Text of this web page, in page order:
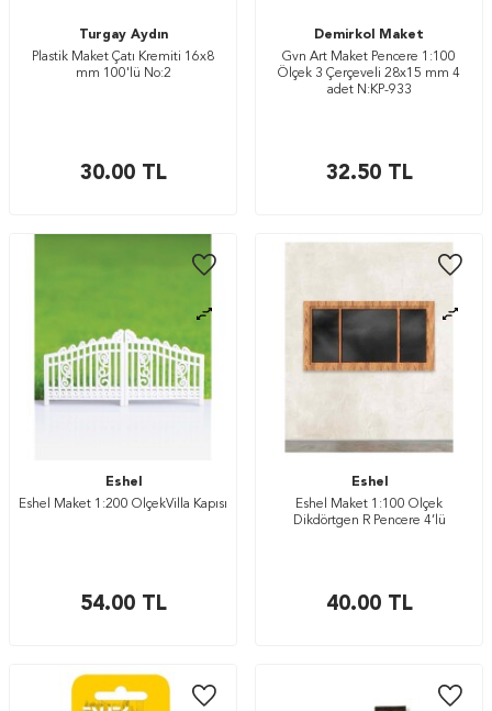
Turgay Aydın
Plastik Maket Çatı Kremiti 16x8
mm 100'lü No:2
30.00TL
Demirkol Maket
Gvn Art Maket Pencere 1:100
Ölçek 3 Çerçeveli 28x15 mm 4
adet N:KP-933
32.50TL
Eshel
Eshel Maket 1:200 ÖlçekVilla Kapısı
54.00TL
Eshel
Eshel Maket 1:100 Ölçek
Dikdörtgen R Pencere 4’lü
40.00TL